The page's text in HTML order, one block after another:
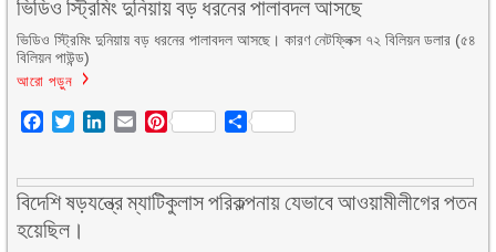
ভিডিও স্ট্রিমিং দুনিয়ায় বড় ধরনের পালাবদল আসছে। কারণ নেটফ্লিক্স ৭২ বিলিয়ন ডলার (৫৪
বিলিয়ন পাউন্ড)
আরো পড়ুন
Facebook
TwitterLinkedIn
EmailPinterest Share
বিদেশি ষড়যন্ত্রে ম্যাটিকুলাস পরিকল্পনায় যেভাবে আওয়ামীলীগের পতন
হয়েছিল।